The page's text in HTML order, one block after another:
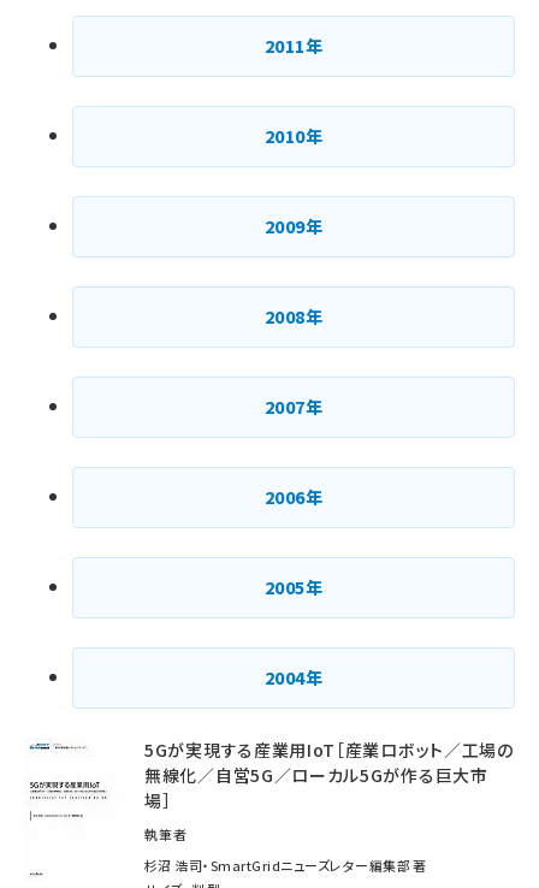
2011年
2010年
2009年
2008年
2007年
2006年
2005年
2004年
5Gが実現する産業用IoT［産業ロボット／工場の
無線化／自営5G／ローカル5Gが作る巨大市
場］
執筆者
杉沼 浩司・SmartGridニューズレター編集部 著